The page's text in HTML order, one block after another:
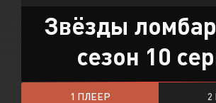
Запомнить
ВОЙТИ НА САЙТ
Регистрация
Звёзды
сезон 10
1 ПЛЕЕР 2